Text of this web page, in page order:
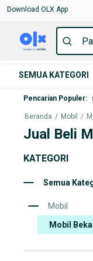
Download OLX App
SEMUA KATEGORI
Pencarian Populer:
Beranda / Mobil /
Jual Beli
KATEGORI
Semua
Mobil
Mobil